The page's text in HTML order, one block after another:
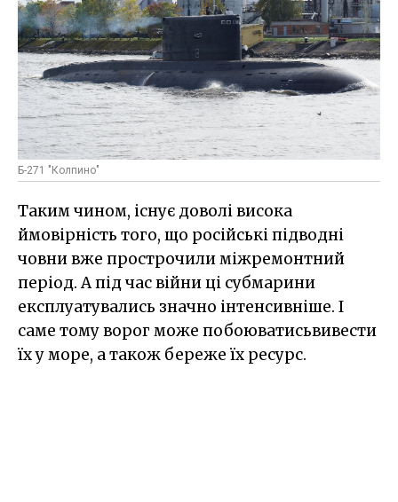
Б-271 "Колпино"
Таким чином, існує доволі висока
ймовірність того, що російські підводні
човни вже прострочили міжремонтний
період. А під час війни ці субмарини
експлуатувались значно інтенсивніше. І
саме тому ворог може побоюватисьвивести
їх у море, а також береже їх ресурс.